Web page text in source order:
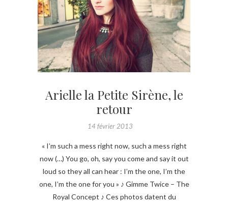
Arielle la Petite Sirène, le
retour
14 février 2013
« I’m such a mess right now, such a mess right
now (…) You go, oh, say you come and say it out
loud so they all can hear : I’m the one, I’m the
one, I’m the one for you » ♪ Gimme Twice – The
Royal Concept ♪ Ces photos datent du